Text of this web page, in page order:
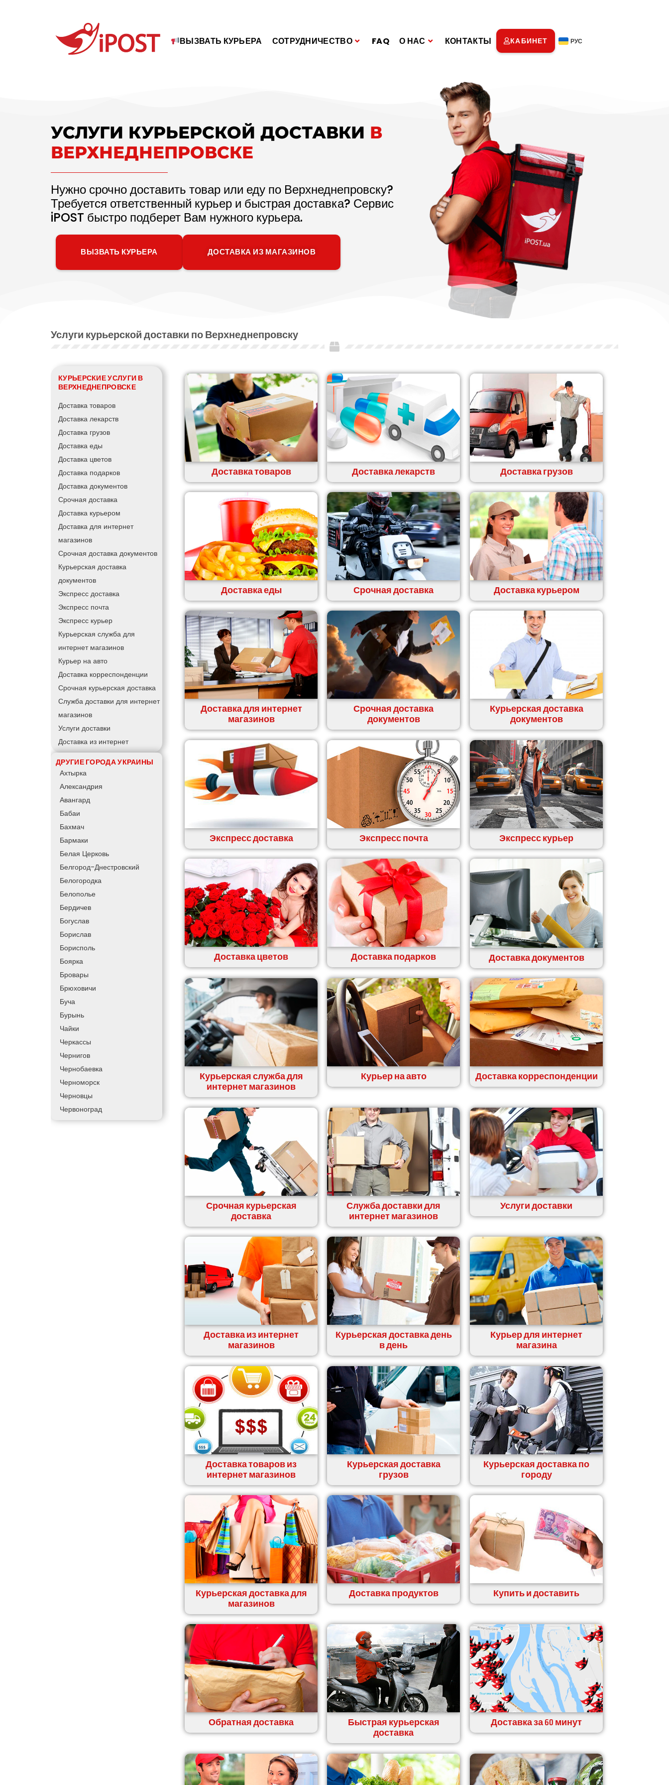
ВЫЗВАТЬ КУРЬЕРА СОТРУДНИЧЕСТВО FAQ О НАС КОНТАКТЫ КАБИНЕТ РУС
УСЛУГИ КУРЬЕРСКОЙ ДОСТАВКИ В
ВЕРХНЕДНЕПРОВСКЕ
Нужно срочно доставить товар или еду по Верхнеднепровску?
Требуется ответственный курьер и быстрая доставка? Сервис
iPOST быстро подберет Вам нужного курьера.
ВЫЗВАТЬ КУРЬЕРА ДОСТАВКА ИЗ МАГАЗИНОВ
Услуги курьерской доставки по Верхнеднепровску
КУРЬЕРСКИЕ УСЛУГИ В
ВЕРХНЕДНЕПРОВСКЕ
Доставка товаров
Доставка лекарств
Доставка грузов
Доставка еды
Доставка цветов
Доставка подарков
Доставка документов
Срочная доставка
Доставка курьером
Доставка для интернет
магазинов
Срочная доставка документов
Курьерская доставка
документов
Экспресс доставка
Экспресс почта
Экспресс курьер
Курьерская служба для
интернет магазинов
Курьер на авто
Доставка корреспонденции
Срочная курьерская доставка
Служба доставки для интернет
магазинов
Услуги доставки
Доставка из интернет
магазинов
Курьер для интернет магазина
Доставка товаров из интернет
магазинов
Курьерская доставка грузов
Курьерская доставка по городу
Курьерская доставка для
магазинов
Курьерская доставка день в
день
Доставка продуктов
Купить и доставить
Обратная доставка
Быстрая курьерская доставка
Доставка за 60 минут
Доставить товар клиенту
Заказ еды на дом
АТБ доставка
Сильпо доставка
Варус доставка
Ашан доставка
ДРУГИЕ ГОРОДА УКРАИНЫ
Ахтырка
Александрия
Авангард
Бабаи
Бахмач
Бармаки
Белая Церковь
Белгород-Днестровский
Белогородка
Белополье
Бердичев
Богуслав
Борислав
Борисполь
Боярка
Бровары
Брюховичи
Буча
Бурынь
Чайки
Черкассы
Чернигов
Чернобаевка
Черноморск
Черновцы
Червоноград
Чортков
Доставка товаров Доставка лекарств Доставка грузов
Доставка еды Срочная доставка Доставка курьером
Доставка для интернет
магазинов
Срочная доставка
документов
Курьерская доставка
документов
Экспресс доставка Экспресс почта Экспресс курьер
Доставка цветов Доставка подарков Доставка документов
Курьерская служба для
интернет магазинов
Курьер на авто Доставка корреспонденции
Срочная курьерская
доставка
Служба доставки для
интернет магазинов
Услуги доставки
Доставка из интернет
магазинов
Курьерская доставка день
в день
Курьер для интернет
магазина
Доставка товаров из
интернет магазинов
Курьерская доставка
грузов
Курьерская доставка по
городу
Курьерская доставка для
магазинов
Доставка продуктов Купить и доставить
Обратная доставка Быстрая курьерская
доставка
Доставка за 60 минут